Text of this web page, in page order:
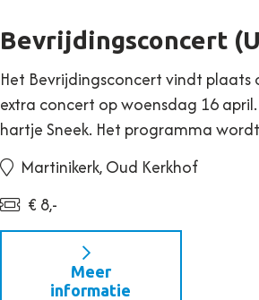
Bevrijdingsconcert
Het Bevrijdingsconcert vindt plaats
extra concert op woensdag 16
hartje Sneek. Het programma
Martinikerk, Oud Kerkhof
€ 8,-
Meer
informatie